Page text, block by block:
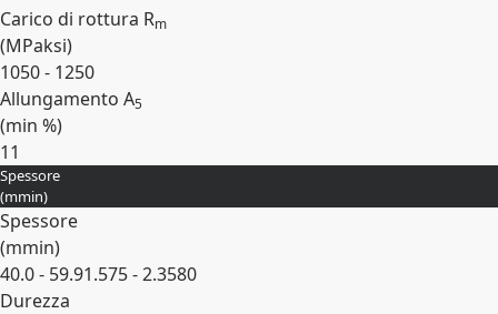
Carico di rottura Rm
(MPaksi)
1050 - 1250
Allungamento A5
(min %)
11
Espandi
Spessore
(mmin)
Spessore
(mmin)
40.0 - 59.91.575 - 2.3580
Durezza